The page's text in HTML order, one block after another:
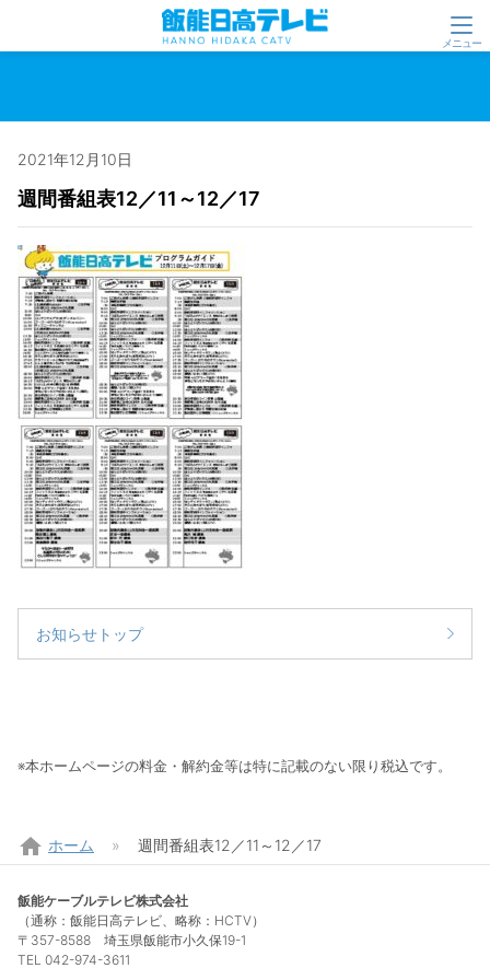
2021年12月10日
週間番組表12／11～12／17
お知らせトップ
※本ホームページの料金・解約金等は特に記載のない限り税込です。
home ホーム 週間番組表12／11～12／17
飯能ケーブルテレビ株式会社
（通称：飯能日高テレビ、略称：HCTV）
〒357-8588 埼玉県飯能市小久保19-1
TEL 042-974-3611